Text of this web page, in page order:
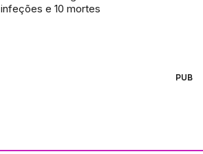
infeções e 10 mortes
PUB